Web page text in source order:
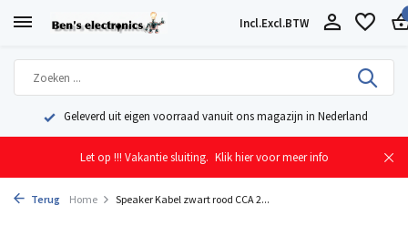
Incl.Excl.BTW
Geleverd uit eigen voorraad vanuit ons magazijn in Nederland
Let op !!! Vakantie sluiting. Klik hier voor meer info
Terug Home Speaker Kabel zwart rood CCA 2...